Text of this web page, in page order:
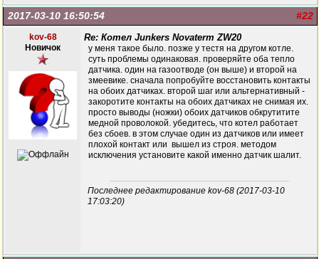
#22
2017-03-10 16:50:54
kov-68
Новичок
Re: Котел Junkers Novaterm ZW20
у меня такое было. позже у тестя на другом котле.
суть проблемы одинаковая. проверяйте оба тепло
датчика. один на газоотводе (он выше) и второй на
змеевике. сначала попробуйте восстановить контакты
на обоих датчиках. второй шаг или альтернативный -
закоротите контакты на обоих датчиках не снимая их.
просто выводы (ножки) обоих датчиков обкрутитите
медной проволокой. убедитесь, что котел работает
без сбоев. в этом случае один из датчиков или имеет
плохой контакт или вышел из строя. методом
исключения установите какой именно датчик шалит.
Последнее редактирование kov-68 (2017-03-10
17:03:20)